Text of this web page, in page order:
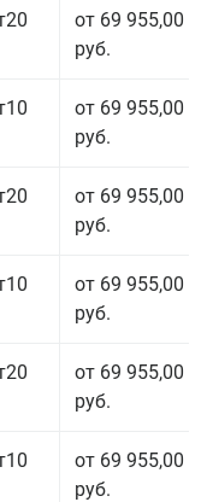
от 69 955,00
руб.
от 69 955,00
руб.
от 69 955,00
руб.
от 69 955,00
руб.
от 69 955,00
руб.
от 69 955,00
руб.